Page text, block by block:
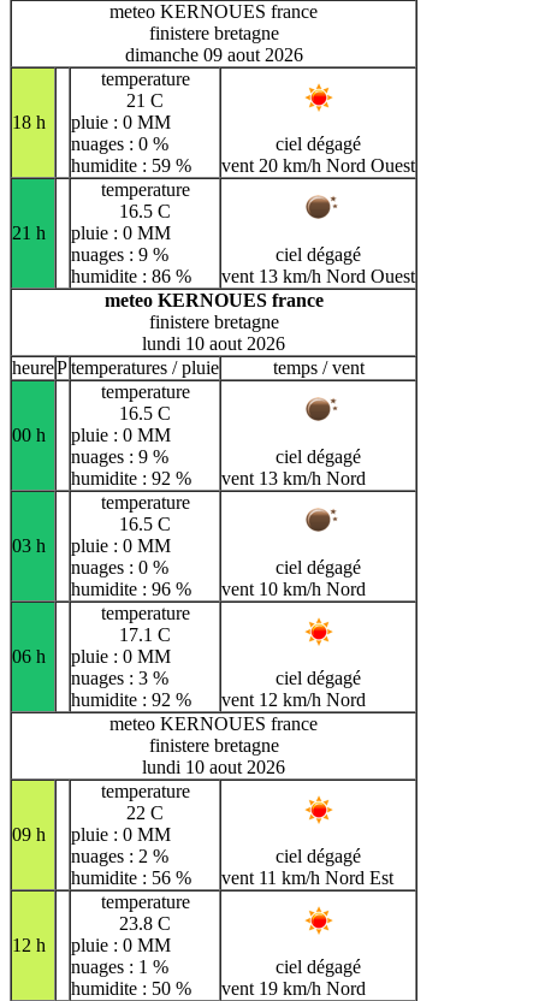
meteo KERNOUES france
finistere bretagne
dimanche 09 aout 2026
18 h
temperature
21 C
pluie : 0 MM
nuages : 0 %
humidite : 59 %
ciel dégagé
vent 20 km/h Nord Ouest
21 h
temperature
16.5 C
pluie : 0 MM
nuages : 9 %
humidite : 86 %
ciel dégagé
vent 13 km/h Nord Ouest
meteo KERNOUES france
finistere bretagne
lundi 10 aout 2026
heurePtemperatures / pluie temps / vent
00 h
temperature
16.5 C
pluie : 0 MM
nuages : 9 %
humidite : 92 %
ciel dégagé
vent 13 km/h Nord
03 h
temperature
16.5 C
pluie : 0 MM
nuages : 0 %
humidite : 96 %
ciel dégagé
vent 10 km/h Nord
06 h
temperature
17.1 C
pluie : 0 MM
nuages : 3 %
humidite : 92 %
ciel dégagé
vent 12 km/h Nord
meteo KERNOUES france
finistere bretagne
lundi 10 aout 2026
09 h
temperature
22 C
pluie : 0 MM
nuages : 2 %
humidite : 56 %
ciel dégagé
vent 11 km/h Nord Est
12 h
temperature
23.8 C
pluie : 0 MM
nuages : 1 %
humidite : 50 %
ciel dégagé
vent 19 km/h Nord